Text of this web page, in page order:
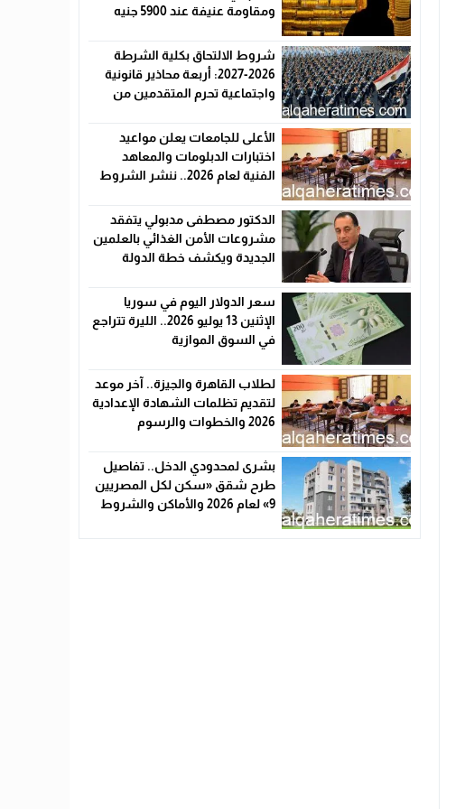
ومقاومة عنيفة عند 5900 جنيه
شروط الالتحاق بكلية الشرطة
2026-2027: أربعة محاذير قانونية
واجتماعية تحرم المتقدمين من
الأعلى للجامعات يعلن مواعيد
اختبارات الدبلومات والمعاهد
الفنية لعام 2026.. ننشر الشروط
الدكتور مصطفى مدبولي يتفقد
مشروعات الأمن الغذائي بالعلمين
الجديدة ويكشف خطة الدولة
سعر الدولار اليوم في سوريا
الإثنين 13 يوليو 2026.. الليرة تتراجع
في السوق الموازية
لطلاب القاهرة والجيزة.. آخر موعد
لتقديم تظلمات الشهادة الإعدادية
2026 والخطوات والرسوم
بشرى لمحدودي الدخل.. تفاصيل
طرح شقق «سكن لكل المصريين
9» لعام 2026 والأماكن والشروط